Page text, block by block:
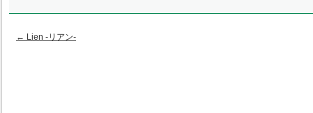
← Lien -リアン-